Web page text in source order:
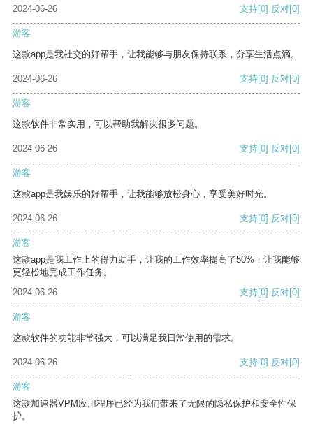
2024-06-26 支持[0] 反对[0]
游客
这款app是我社交的好帮手，让我能够与朋友保持联系，分享生活点滴。
2024-06-26 支持[0] 反对[0]
游客
这款软件非常实用，可以帮助我解决很多问题。
2024-06-26 支持[0] 反对[0]
游客
这款app是我娱乐的好帮手，让我能够放松身心，享受美好时光。
2024-06-26 支持[0] 反对[0]
游客
这款app是我工作上的得力助手，让我的工作效率提高了50%，让我能够
更轻松地完成工作任务。
2024-06-26
支持[0] 反对[0]
游客
这款软件的功能非常强大，可以满足我日常使用的需求。
2024-06-26 支持[0] 反对[0]
游客
这款加速器VPM应用程序已经为我们带来了无限的隐私保护和安全性保
护。